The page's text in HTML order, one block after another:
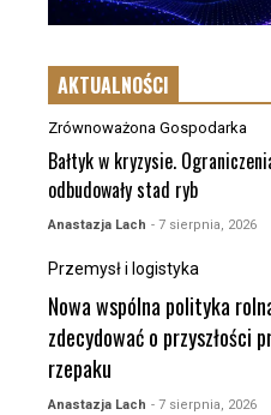
AKTUALNOŚCI
Zrównoważona Gospodarka
Bałtyk w kryzysie.
odbudowały stad ryb
Anastazja Lach - 7 sierpnia, 2026
Przemysł i logistyka
Nowa wspólna polityka
zdecydować o przyszłości
rzepaku
Anastazja Lach - 7 sierpnia, 2026